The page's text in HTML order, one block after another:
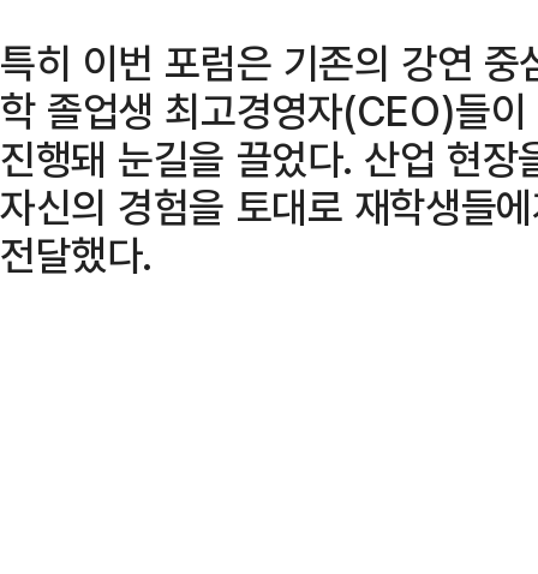
특히 이번 포럼은 기존의 강연
학 졸업생 최고경영자(CEO)들
진행돼 눈길을 끌었다. 산업 현
자신의 경험을 토대로 재학생들
전달했다.